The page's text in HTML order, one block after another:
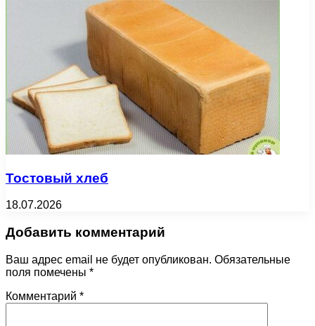
Тостовый хлеб
18.07.2026
Добавить комментарий
Ваш адрес email не будет опубликован. Обязательные
поля помечены *
Комментарий *